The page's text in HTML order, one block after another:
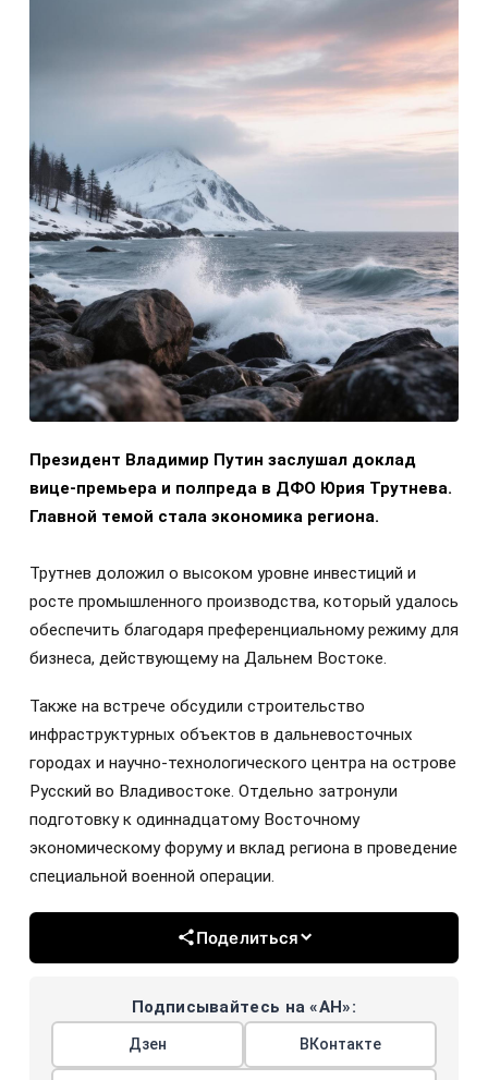
Президент Владимир Путин заслушал доклад
вице-премьера и полпреда в ДФО Юрия Трутнева.
Главной темой стала экономика региона.
Трутнев доложил о высоком уровне инвестиций и
росте промышленного производства, который удалось
обеспечить благодаря преференциальному режиму для
бизнеса, действующему на Дальнем Востоке.
Также на встрече обсудили строительство
инфраструктурных объектов в дальневосточных
городах и научно-технологического центра на острове
Русский во Владивостоке. Отдельно затронули
подготовку к одиннадцатому Восточному
экономическому форуму и вклад региона в проведение
специальной военной операции.
Поделиться
Подписывайтесь на «АН»:
Дзен ВКонтакте